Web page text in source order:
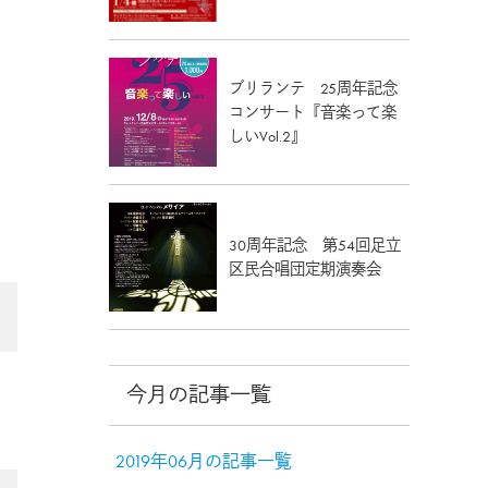
ブリランテ 25周年記念
コンサート『音楽って楽
しいVol.2』
30周年記念 第54回足立
区民合唱団定期演奏会
今月の記事一覧
2019年06月の記事一覧